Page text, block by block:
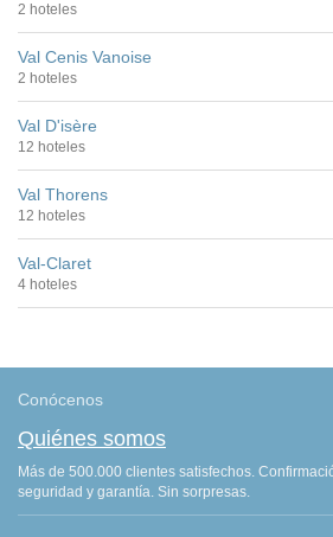
2 hoteles
Val Cenis Vanoise
2 hoteles
Val D'isère
12 hoteles
Val Thorens
12 hoteles
Val-Claret
4 hoteles
Conócenos
Quiénes somos
Más de 500.000 clientes satisfechos.
seguridad y garantía. Sin sorpresas.